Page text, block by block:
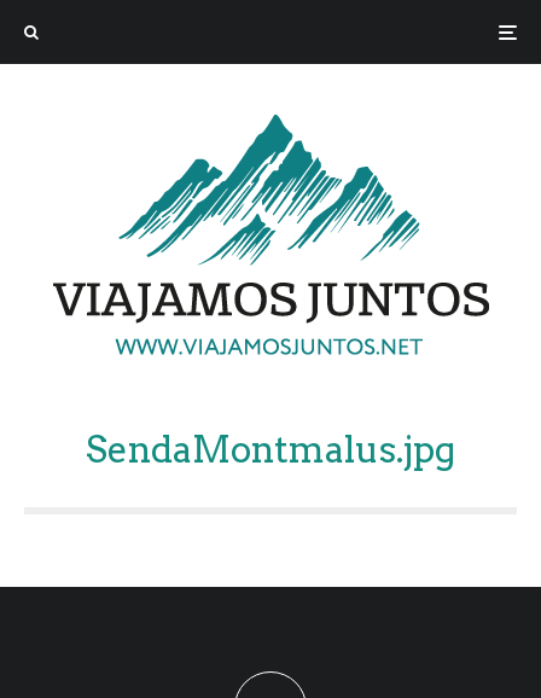
SendaMontmalus.jpg